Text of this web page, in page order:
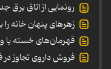
رونمایی از اتاق برق
زهرهای پنهان خانه
قهرمان‌های خسته یا
فروش داروی تجاوز